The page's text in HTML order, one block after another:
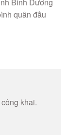
Bình Dương
quân đầu
khai.